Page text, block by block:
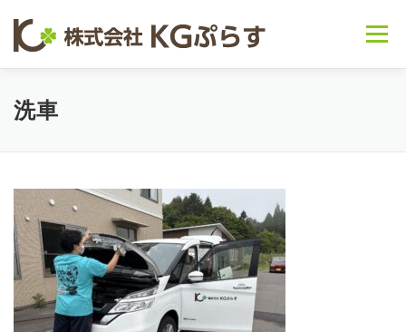
メニュー
会社概要
洗車